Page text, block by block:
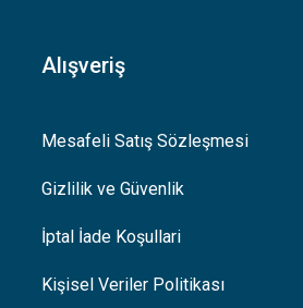
Alışveriş
Mesafeli Satış Sözleşmesi
Gizlilik ve Güvenlik
İptal İade Koşullari
Kişisel Veriler Politikası